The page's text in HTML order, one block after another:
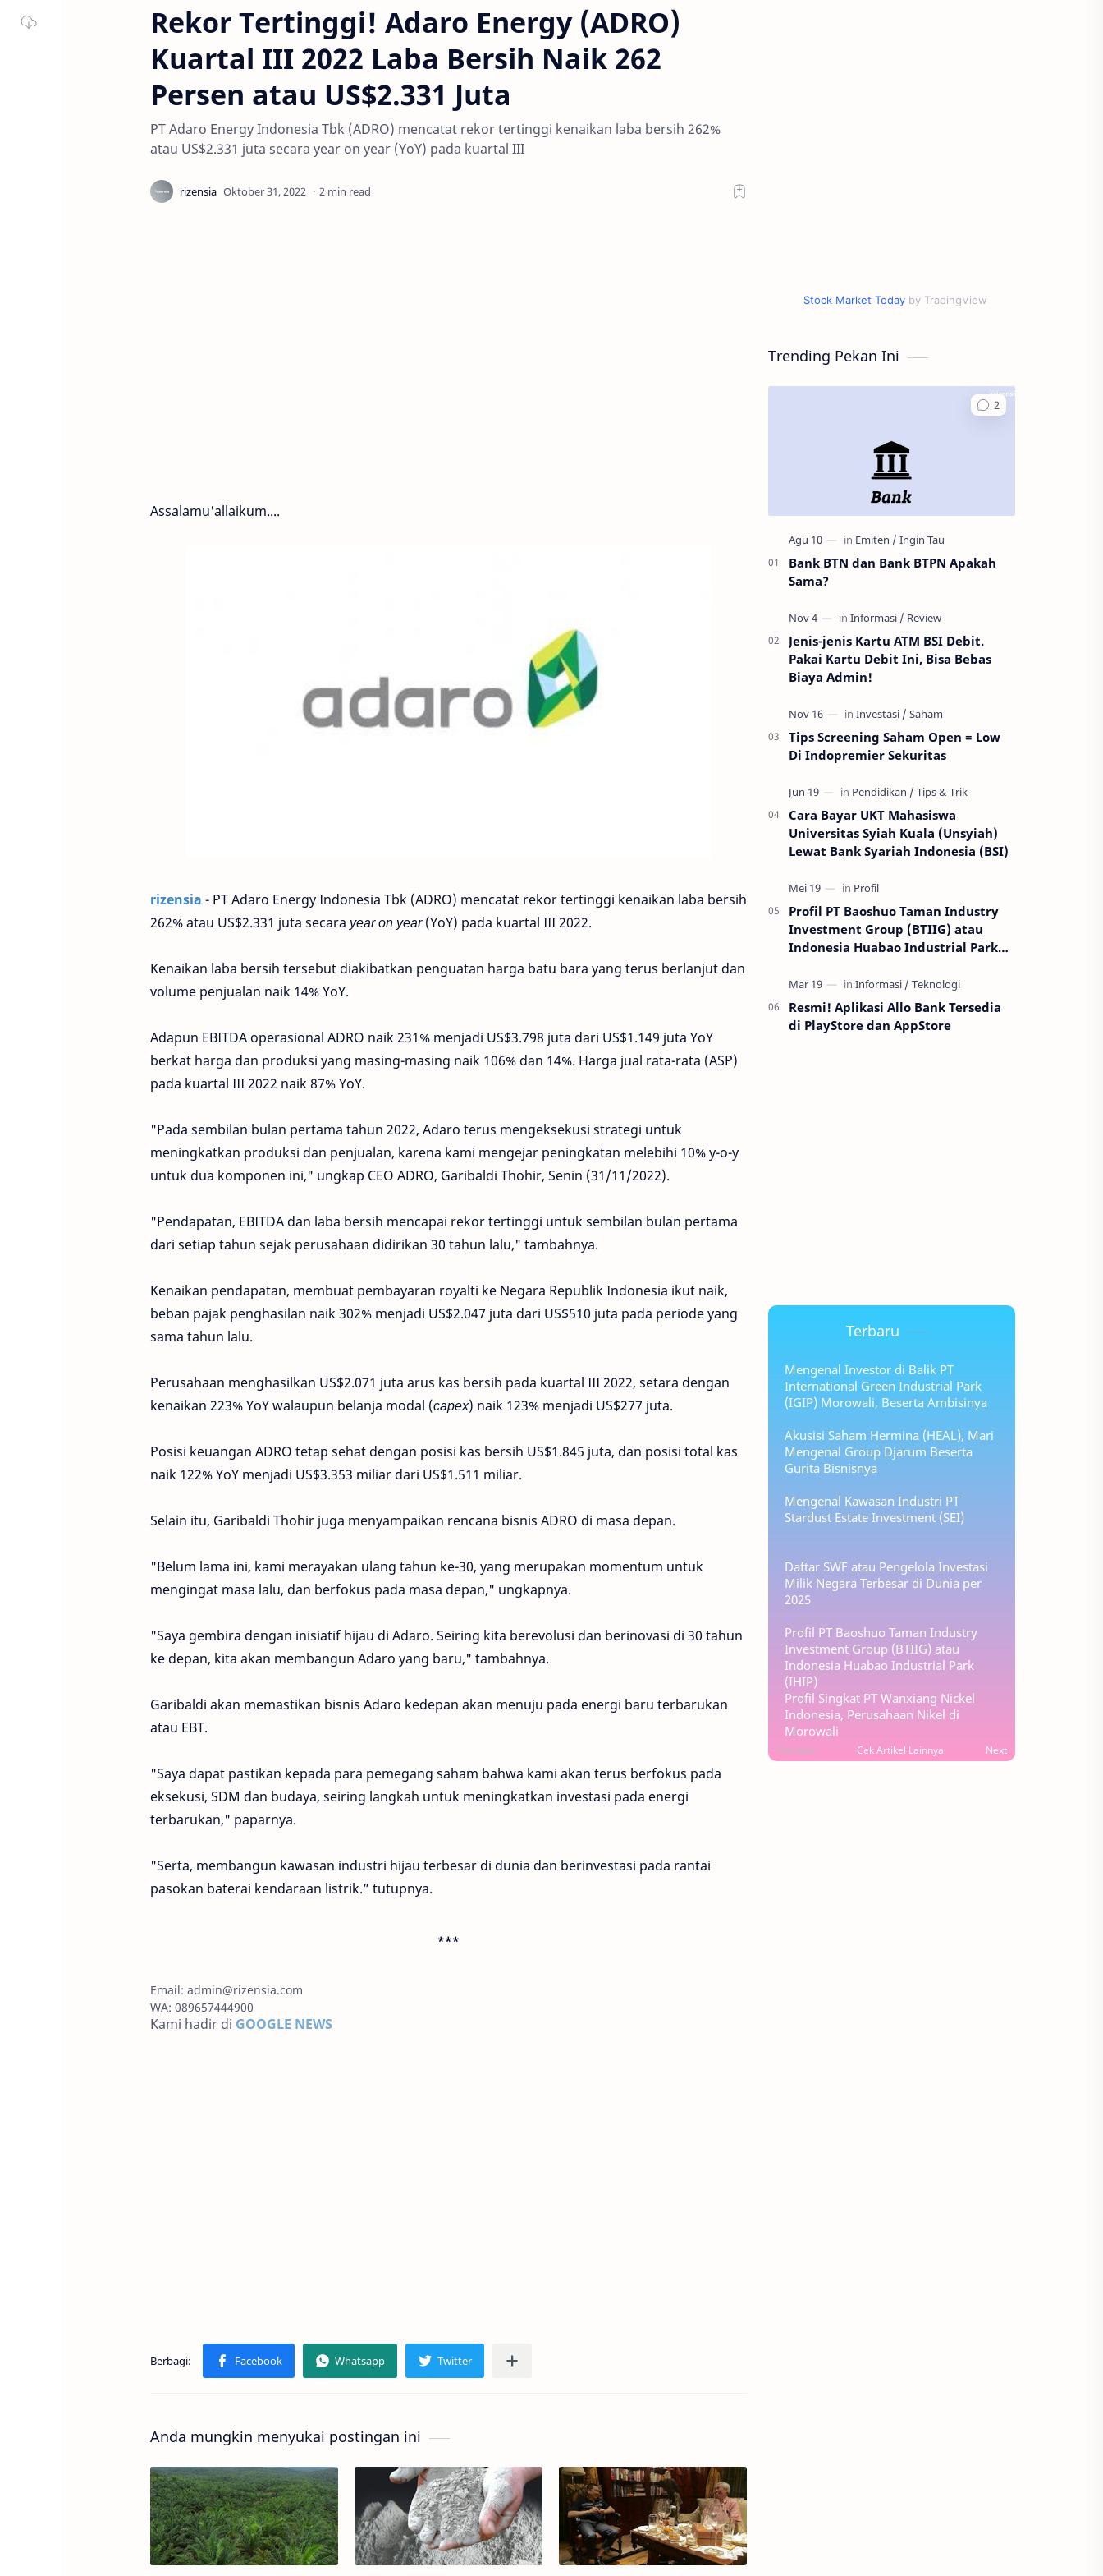
Rekor Tertinggi! Adaro Energy (ADRO)
Kuartal III 2022 Laba Bersih Naik 262
Persen atau US$2.331 Juta
PT Adaro Energy Indonesia Tbk (ADRO) mencatat rekor tertinggi kenaikan laba bersih 262%
atau US$2.331 juta secara year on year (YoY) pada kuartal III
2 min read
Assalamu'allaikum....
rizensia - PT Adaro Energy Indonesia Tbk (ADRO) mencatat rekor tertinggi kenaikan laba bersih
262% atau US$2.331 juta secara year on year(YoY) pada kuartal III 2022.
Kenaikan laba bersih tersebut diakibatkan penguatan harga batu bara yang terus berlanjut dan
volume penjualan naik 14% YoY.
Adapun EBITDA operasional ADRO naik 231% menjadi US$3.798 juta dari US$1.149 juta YoY
berkat harga dan produksi yang masing-masing naik 106% dan 14%. Harga jual rata-rata (ASP)
pada kuartal III 2022 naik 87% YoY.
"Pada sembilan bulan pertama tahun 2022, Adaro terus mengeksekusi strategi untuk
meningkatkan produksi dan penjualan, karena kami mengejar peningkatan melebihi 10% y-o-y
untuk dua komponen ini," ungkap CEO ADRO, Garibaldi Thohir, Senin (31/11/2022).
"Pendapatan, EBITDA dan laba bersih mencapai rekor tertinggi untuk sembilan bulan pertama
dari setiap tahun sejak perusahaan didirikan 30 tahun lalu," tambahnya.
Kenaikan pendapatan, membuat pembayaran royalti ke Negara Republik Indonesia ikut naik,
beban pajak penghasilan naik 302% menjadi US$2.047 juta dari US$510 juta pada periode yang
sama tahun lalu.
Perusahaan menghasilkan US$2.071 juta arus kas bersih pada kuartal III 2022, setara dengan
kenaikan 223% YoY walaupun belanja modal (capex) naik 123% menjadi US$277 juta.
Posisi keuangan ADRO tetap sehat dengan posisi kas bersih US$1.845 juta, dan posisi total kas
naik 122% YoY menjadi US$3.353 miliar dari US$1.511 miliar.
Selain itu, Garibaldi Thohir juga menyampaikan rencana bisnis ADRO di masa depan.
"Belum lama ini, kami merayakan ulang tahun ke-30, yang merupakan momentum untuk
mengingat masa lalu, dan berfokus pada masa depan," ungkapnya.
"Saya gembira dengan inisiatif hijau di Adaro. Seiring kita berevolusi dan berinovasi di 30 tahun
ke depan, kita akan membangun Adaro yang baru," tambahnya.
Garibaldi akan memastikan bisnis Adaro kedepan akan menuju pada energi baru terbarukan
atau EBT.
"Saya dapat pastikan kepada para pemegang saham bahwa kami akan terus berfokus pada
eksekusi, SDM dan budaya, seiring langkah untuk meningkatkan investasi pada energi
terbarukan," paparnya.
"Serta, membangun kawasan industri hijau terbesar di dunia dan berinvestasi pada rantai
pasokan baterai kendaraan listrik.” tutupnya.
***
Email: admin@rizensia.com
WA: 089657444900
Kami hadir di GOOGLE NEWS
Anda mungkin menyukai postingan ini
Stock Market Todayby TradingView
Trending Pekan Ini
Bank BTN dan Bank BTPN Apakah
Sama?
Jenis-jenis Kartu ATM BSI Debit.
Pakai Kartu Debit Ini, Bisa Bebas
Biaya Admin!
Tips Screening Saham Open = Low
Di Indopremier Sekuritas
Cara Bayar UKT Mahasiswa
Universitas Syiah Kuala (Unsyiah)
Lewat Bank Syariah Indonesia (BSI)
Profil PT Baoshuo Taman Industry
Investment Group (BTIIG) atau
Indonesia Huabao Industrial Park
Resmi! Aplikasi Allo Bank Tersedia
di PlayStore dan AppStore
Terbaru
Mengenal Investor di Balik PT
International Green Industrial Park
(IGIP) Morowali, Beserta Ambisinya
Akusisi Saham Hermina (HEAL), Mari
Mengenal Group Djarum Beserta
Gurita Bisnisnya
Mengenal Kawasan Industri PT
Stardust Estate Investment (SEI)
Daftar SWF atau Pengelola Investasi
Milik Negara Terbesar di Dunia per
2025
Profil PT Baoshuo Taman Industry
Investment Group (BTIIG) atau
Indonesia Huabao Industrial Park
(IHIP)
Profil Singkat PT Wanxiang Nickel
Indonesia, Perusahaan Nikel di
Morowali
Previous Next
Cek Artikel Lainnya